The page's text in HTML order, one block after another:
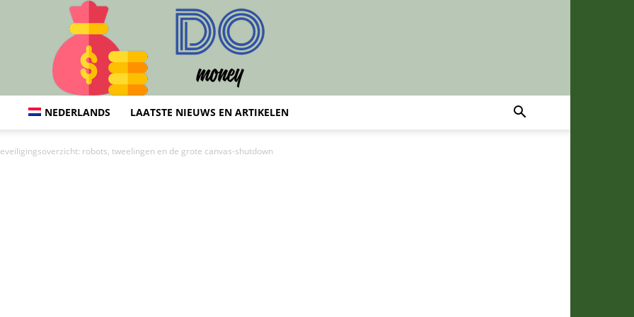
NEDERLANDS LAATSTE NIEUWS EN ARTIKELEN
robots, tweelingen en de grote canvas-shutdown